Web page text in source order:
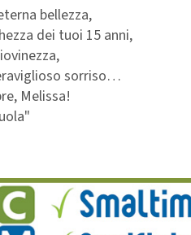
bellezza,
dei tuoi 15 anni,
sorriso…
Melissa!